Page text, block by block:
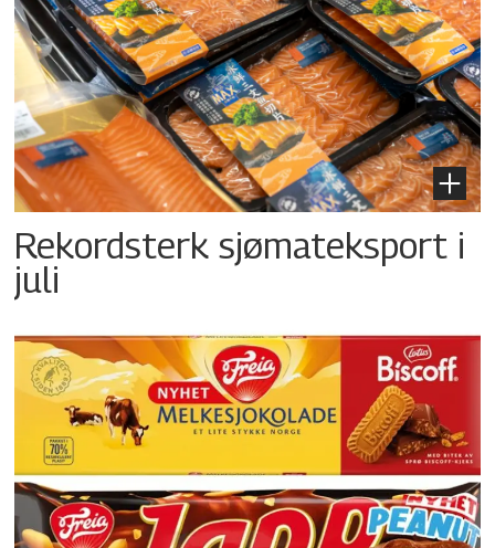
Rekordsterk sjømateksport i
juli